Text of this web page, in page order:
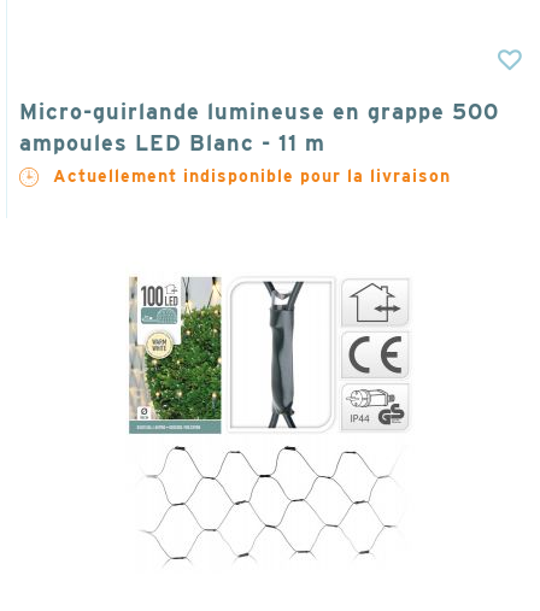
Micro-guirlande lumineuse en grappe 500
ampoules LED Blanc - 11 m
Actuellement indisponible pour la livraison